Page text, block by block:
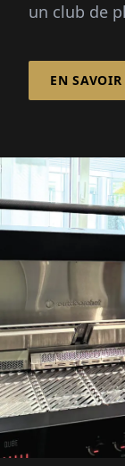
un club de
EN SAVOIR